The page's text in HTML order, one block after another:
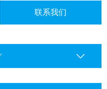
联系我们